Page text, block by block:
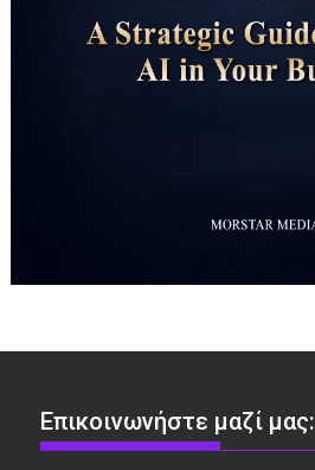
Επικοινωνήστε μαζί μας: